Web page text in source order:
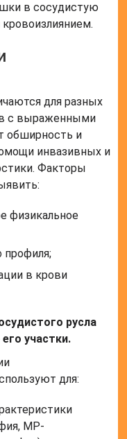
в сосудистую
для разных
с выраженными
обширность и
инвазивных и
Факторы
физикальное
профиля;
в крови
русла
участки.
для:
МР-